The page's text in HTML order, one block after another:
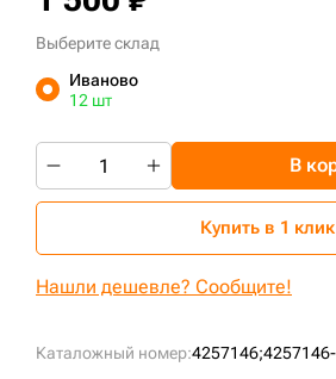
Каталожный номер:4257146;
Выберите склад
Иваново
12 шт
В
Купить в 1 клик
Нашли дешевле? Сообщите!